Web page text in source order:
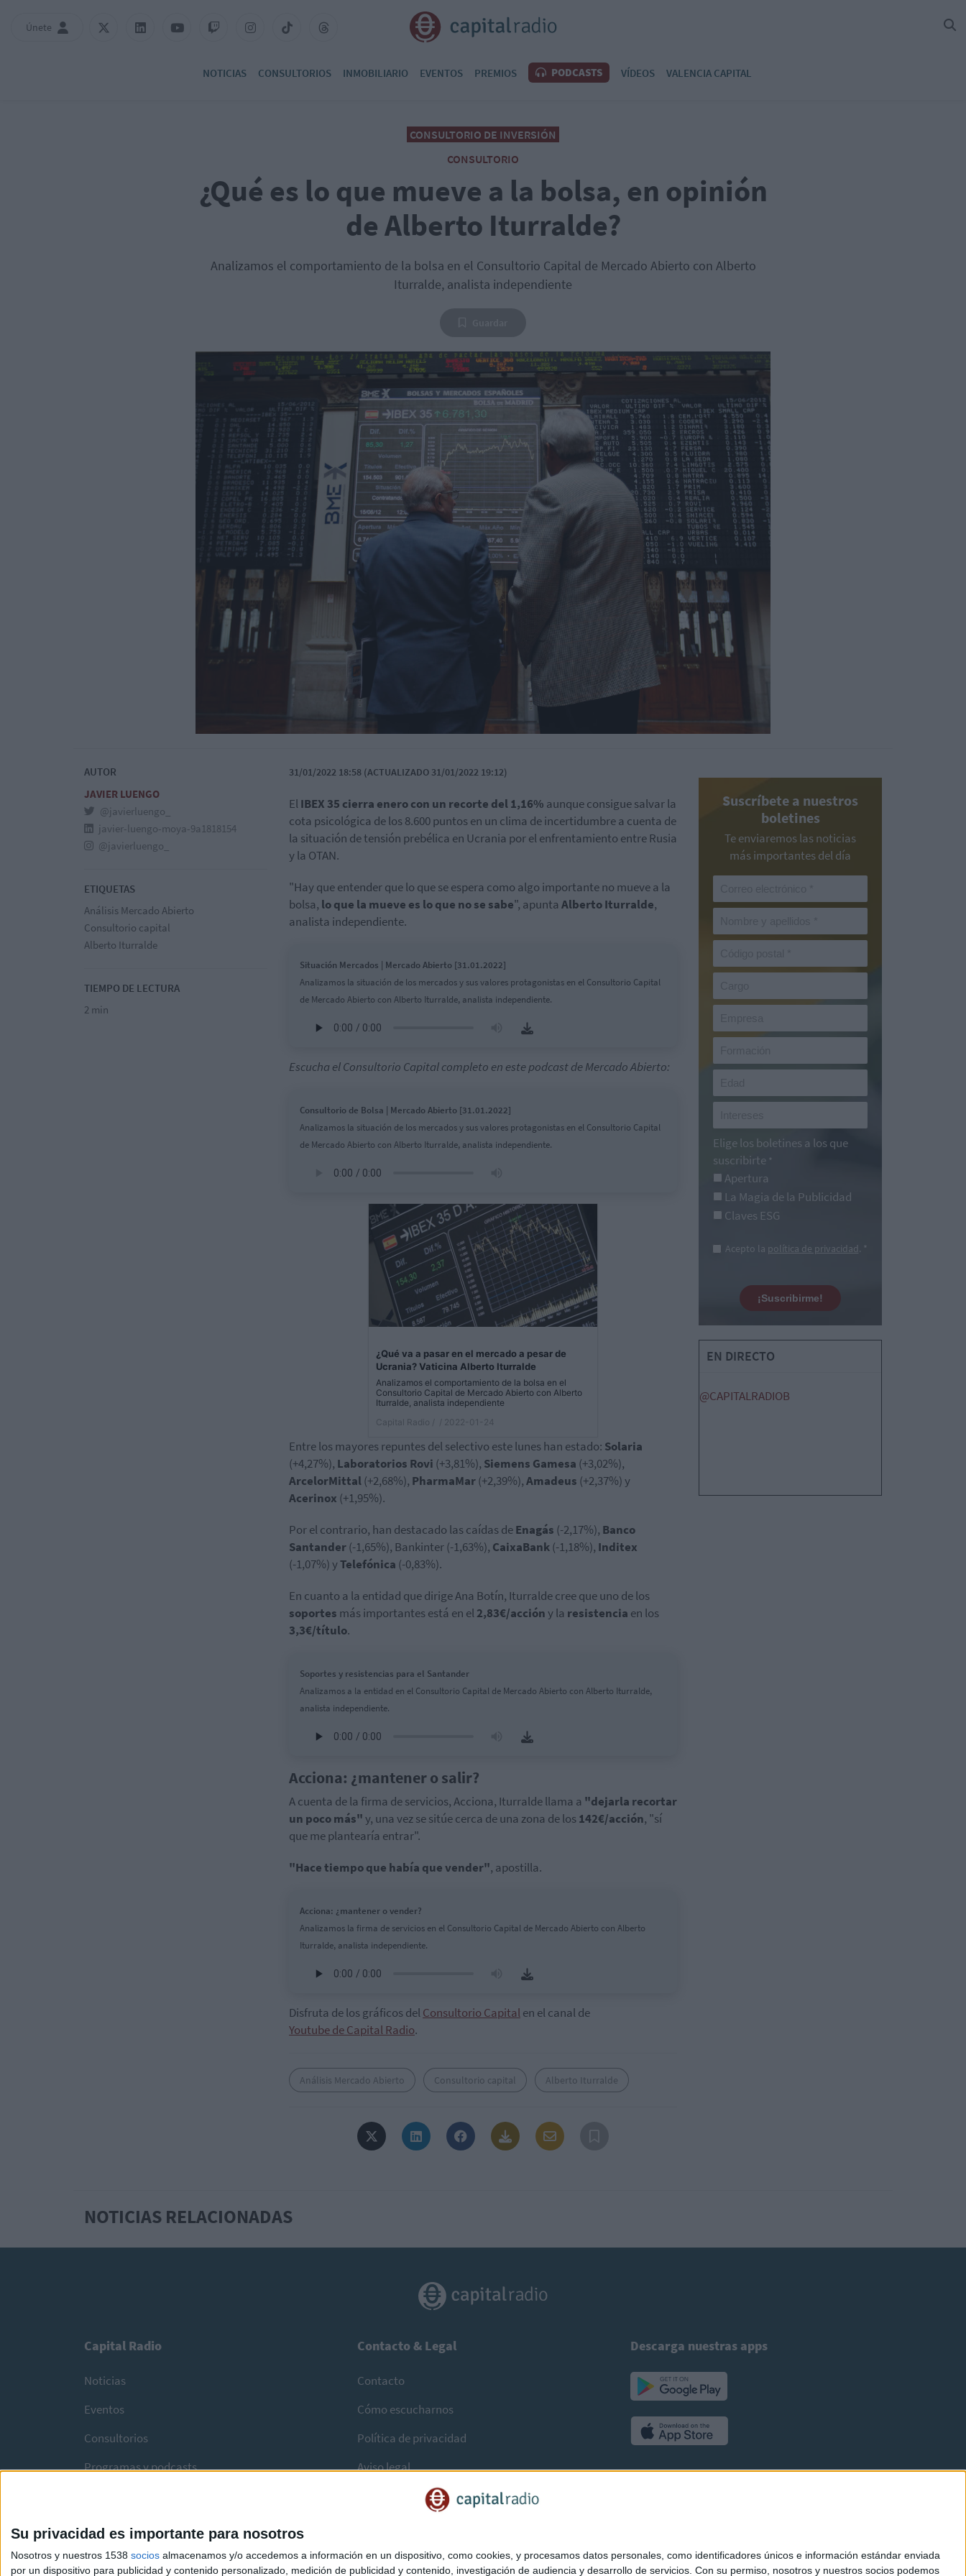
Su privacidad es importante para nosotros
Nosotros y nuestros 1538 socios almacenamos y/o accedemos a información en un dispositivo, como cookies, y procesamos datos personales, como identificadores únicos e información estándar enviada
por un dispositivo para publicidad y contenido personalizado, medición de publicidad y contenido, investigación de audiencia y desarrollo de servicios. Con su permiso, nosotros y nuestros socios podemos
Únete
NOTICIAS CONSULTORIOS INMOBILIARIO EVENTOS PREMIOS PODCASTS VÍDEOS VALENCIA CAPITAL
CONSULTORIO DE INVERSIÓN
CONSULTORIO
¿Qué es lo que mueve a la bolsa, en opinión
de Alberto Iturralde?
Analizamos el comportamiento de la bolsa en el Consultorio Capital de Mercado Abierto con Alberto
Iturralde, analista independiente
AUTOR
JAVIER LUENGO
@javierluengo_
javier-luengo-moya-9a1818154
@javierluengo_
ETIQUETAS
Análisis Mercado Abierto
Consultorio capital
Alberto Iturralde
TIEMPO DE LECTURA
2 min
31/01/2022 18:58 (ACTUALIZADO 31/01/2022 19:12)
ElIBEX 35 cierra enero con un recorte del 1,16% aunque consigue salvar la
cota psicológica de los 8.600 puntos en un clima de incertidumbre a cuenta de
la situación de tensión prebélica en Ucrania por el enfrentamiento entre Rusia
y la OTAN.
"Hay que entender que lo que se espera como algo importante no mueve a la
bolsa, lo que la mueve es lo que no se sabe", apunta Alberto Iturralde,
analista independiente.
Situación Mercados | Mercado Abierto [31.01.2022]
Analizamos la situación de los mercados y sus valores protagonistas en el Consultorio Capital
de Mercado Abierto con Alberto Iturralde, analista independiente.
Escucha el Consultorio Capital completo en este podcast de Mercado Abierto:
Consultorio de Bolsa | Mercado Abierto [31.01.2022]
Analizamos la situación de los mercados y sus valores protagonistas en el Consultorio Capital
de Mercado Abierto con Alberto Iturralde, analista independiente.
¿Qué va a pasar en el mercado a pesar de
Ucrania? Vaticina Alberto Iturralde
Analizamos el comportamiento de la bolsa en el
Consultorio Capital de Mercado Abierto con Alberto
Iturralde, analista independiente
Capital Radio /
/ 2022-01-24
Entre los mayores repuntes del selectivo este lunes han estado: Solaria
(+4,27%), Laboratorios Rovi (+3,81%), Siemens Gamesa (+3,02%),
ArcelorMittal(+2,68%), PharmaMar(+2,39%),Amadeus (+2,37%) y
Acerinox (+1,95%).
Por el contrario, han destacado las caídas deEnagás (-2,17%), Banco
Santander(-1,65%), Bankinter (-1,63%), CaixaBank(-1,18%), Inditex
(-1,07%) yTelefónica (-0,83%).
En cuanto a la entidad que dirige Ana Botín, Iturralde cree que uno de los
soportes más importantes está en el2,83€/accióny la resistencia en los
3,3€/título.
Soportes y resistencias para el Santander
Analizamos a la entidad en el Consultorio Capital de Mercado Abierto con Alberto Iturralde,
analista independiente.
Acciona: ¿mantener o salir?
A cuenta de la firma de servicios, Acciona, Iturralde llama a "dejarla recortar
un poco más"y, una vez se sitúe cerca de una zona de los142€/acción, "sí
que me plantearía entrar".
"Hace tiempo que había que vender", apostilla.
Acciona: ¿mantener o vender?
Analizamos la firma de servicios en el Consultorio Capital de Mercado Abierto con Alberto
Iturralde, analista independiente.
Disfruta de los gráficos delConsultorio Capitalen el canal de
Youtube de Capital Radio.
Análisis Mercado Abierto Consultorio capital Alberto Iturralde
Suscríbete a nuestros
boletines
Te enviaremos las noticias
más importantes del día
Elige los boletines a los que
suscribirte *
Apertura
La Magia de la Publicidad
Claves ESG
Acepto la política de privacidad. *
¡Suscribirme!
EN DIRECTO
@CAPITALRADIOB
NOTICIAS RELACIONADAS
Capital Radio
Noticias
Eventos
Consultorios
Programas y podcasts
Contacto & Legal
Contacto
Cómo escucharnos
Política de privacidad
Aviso legal
Descarga nuestras apps